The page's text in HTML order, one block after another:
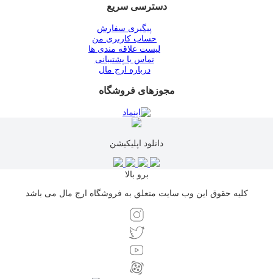
دسترسی سریع
پیگیری سفارش
حساب کاربری من
لیست علاقه مندی ها
تماس با پشتیبانی
درباره ارج مال
مجوزهای فروشگاه
دانلود اپلیکیشن
برو بالا
کلیه حقوق این وب سایت متعلق به فروشگاه ارج مال می باشد